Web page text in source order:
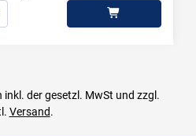
inkl. der gesetzl. MwSt und zzgl.
Versand.